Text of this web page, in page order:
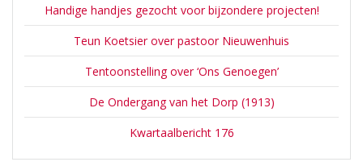
Handige handjes gezocht voor bijzondere projecten!
Teun Koetsier over pastoor Nieuwenhuis
Tentoonstelling over ‘Ons Genoegen’
De Ondergang van het Dorp (1913)
Kwartaalbericht 176